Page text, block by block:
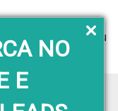
NO
E
Menu